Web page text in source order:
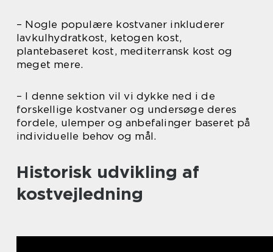
– Nogle populære kostvaner inkluderer
lavkulhydratkost, ketogen kost,
plantebaseret kost, mediterransk kost og
meget mere.
– I denne sektion vil vi dykke ned i de
forskellige kostvaner og undersøge deres
fordele, ulemper og anbefalinger baseret på
individuelle behov og mål.
Historisk udvikling af
kostvejledning